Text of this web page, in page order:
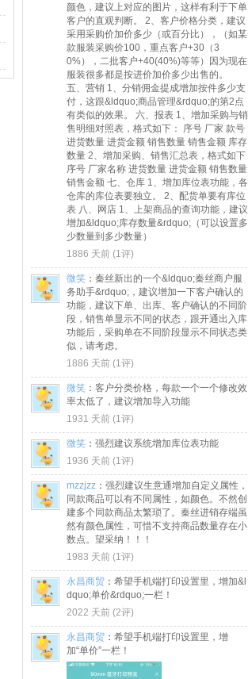
颜色，建议上对应的图片，这样有利于下单
客户的直观判断。 2、客户价格分类，建议
采用采购价加价多少（或百分比），（如某
款服装采购价100，重点客户+30（3
0%），二批客户+40(40%)等等）因为现在
服装很多都是按进价加价多少出售的。
五、营销 1、分销佣金提成增加按件多少支
付，这跟&ldquo;商品管理&rdquo;的第2点
有类似的效果。 六、报表 1、增加采购与销
售明细对照表，格式如下： 序号 厂家 款号
进货数量 进货金额 销售数量 销售金额 库存
数量 2、增加采购、销售汇总表，格式如下
序号 厂家名称 进货数量 进货金额 销售数量
销售金额 七、仓库 1、增加库位表功能，各
仓库的库位表要独立。 2、配货单要有库位
表 八、网店 1、上架商品的查询功能，建议
增加&ldquo;库存数量&rdquo;（可以设置多
少数量到多少数量）
1886 天前 (1评)
微笑 ： 秦丝新出的一个&ldquo;秦丝商户服
务助手&rdquo;，建议增加一下客户确认的
功能，建议下单、出库、客户确认的不同阶
段，销售单显示不同的状态，跟开通出入库
功能后，采购单在不同阶段显示不同状态类
似，请考虑。
1886 天前 (1评)
微笑 ： 客户分类价格，每款一个一个修改效
率太低了，建议增加导入功能
1931 天前 (1评)
微笑 ： 强烈建议系统增加库位表功能
1936 天前 (1评)
mzzjzz ： 强烈建议生意通增加自定义属性，
同款商品可以有不同属性，如颜色。不然创
建多个同款商品太繁琐了。秦丝进销存端虽
然有颜色属性，可惜不支持商品数量存在小
数点。望采纳！！！
1983 天前 (1评)
永昌商贸 ： 希望手机端打印设置里，增加&l
dquo;单价&rdquo;一栏！
2022 天前 (2评)
永昌商贸 ： 希望手机端打印设置里，增
加“单价”一栏！